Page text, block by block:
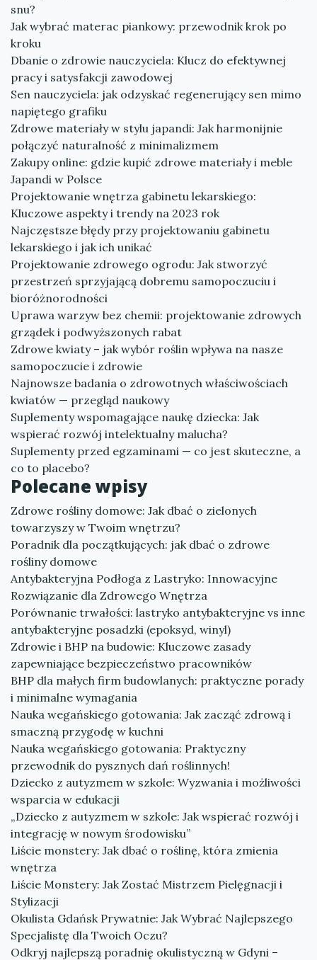
snu?
Jak wybrać materac piankowy: przewodnik krok po
kroku
Dbanie o zdrowie nauczyciela: Klucz do efektywnej
pracy i satysfakcji zawodowej
Sen nauczyciela: jak odzyskać regenerujący sen mimo
napiętego grafiku
Zdrowe materiały w stylu japandi: Jak harmonijnie
połączyć naturalność z minimalizmem
Zakupy online: gdzie kupić zdrowe materiały i meble
Japandi w Polsce
Projektowanie wnętrza gabinetu lekarskiego:
Kluczowe aspekty i trendy na 2023 rok
Najczęstsze błędy przy projektowaniu gabinetu
lekarskiego i jak ich unikać
Projektowanie zdrowego ogrodu: Jak stworzyć
przestrzeń sprzyjającą dobremu samopoczuciu i
bioróżnorodności
Uprawa warzyw bez chemii: projektowanie zdrowych
grządek i podwyższonych rabat
Zdrowe kwiaty – jak wybór roślin wpływa na nasze
samopoczucie i zdrowie
Najnowsze badania o zdrowotnych właściwościach
kwiatów — przegląd naukowy
Suplementy wspomagające naukę dziecka: Jak
wspierać rozwój intelektualny malucha?
Suplementy przed egzaminami — co jest skuteczne, a
co to placebo?
Polecane wpisy
Zdrowe rośliny domowe: Jak dbać o zielonych
towarzyszy w Twoim wnętrzu?
Poradnik dla początkujących: jak dbać o zdrowe
rośliny domowe
Antybakteryjna Podłoga z Lastryko: Innowacyjne
Rozwiązanie dla Zdrowego Wnętrza
Porównanie trwałości: lastryko antybakteryjne vs inne
antybakteryjne posadzki (epoksyd, winyl)
Zdrowie i BHP na budowie: Kluczowe zasady
zapewniające bezpieczeństwo pracowników
BHP dla małych firm budowlanych: praktyczne porady
i minimalne wymagania
Nauka wegańskiego gotowania: Jak zacząć zdrową i
smaczną przygodę w kuchni
Nauka wegańskiego gotowania: Praktyczny
przewodnik do pysznych dań roślinnych!
Dziecko z autyzmem w szkole: Wyzwania i możliwości
wsparcia w edukacji
„Dziecko z autyzmem w szkole: Jak wspierać rozwój i
integrację w nowym środowisku”
Liście monstery: Jak dbać o roślinę, która zmienia
wnętrza
Liście Monstery: Jak Zostać Mistrzem Pielęgnacji i
Stylizacji
Okulista Gdańsk Prywatnie: Jak Wybrać Najlepszego
Specjalistę dla Twoich Oczu?
Odkryj najlepszą poradnię okulistyczną w Gdyni –